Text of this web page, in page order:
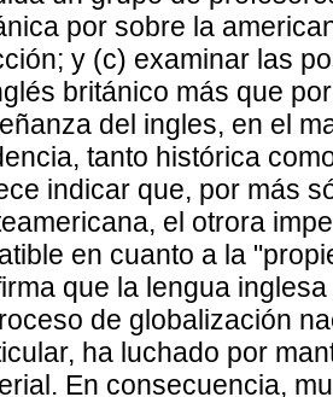
por sobre la
y (c) examinar las
británico más que
del ingles, en el
tanto histórica
indicar que, por más
el otrora
en cuanto a la
que la lengua
de globalización
ha luchado por
En consecuencia,